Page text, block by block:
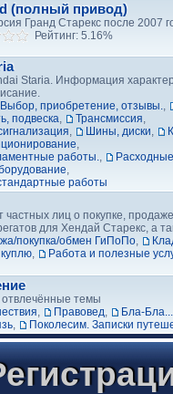
(полный привод)
Гранд Старекс после 2007
Рейтинг: 5.16%
Staria. Информация
Выбор, приобретение, отзывы.,
подвеска, Трансмиссия,
, Шины, диски,
,
работы.,
,
работы
частных лиц о покупке,
для Хендай Старекс, а
покупка/обмен ГиПоПо,
,
Работа и полезные
темы
, Правовед,
Бла-Бла...
, Поколесим. Записки